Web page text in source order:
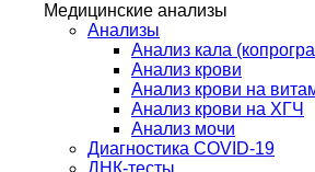
Медицинские анализы
Анализы
Анализ кала
Анализ крови
Анализ крови на
Анализ крови на ХГЧ
Анализ мочи
Диагностика COVID-19